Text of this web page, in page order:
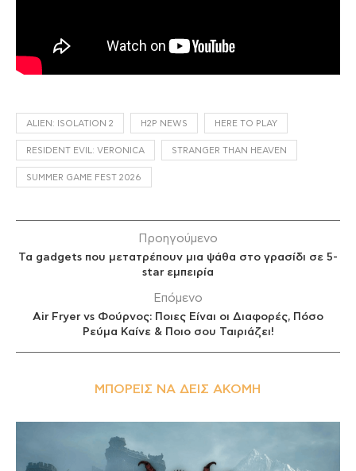
ALIEN: ISOLATION 2 H2P NEWS HERE TO PLAY
RESIDENT EVIL: VERONICA STRANGER THAN HEAVEN
SUMMER GAME FEST 2026
Προηγούμενο
Τα gadgets που μετατρέπουν μια ψάθα στο γρασίδι σε 5-
star εμπειρία
Επόμενο
Air Fryer vs Φούρνος: Ποιες Είναι οι Διαφορές, Πόσο
Ρεύμα Καίνε & Ποιο σου Ταιριάζει!
ΜΠΟΡΕΊΣ ΝΑ ΔΕΙΣ ΑΚΌΜΗ